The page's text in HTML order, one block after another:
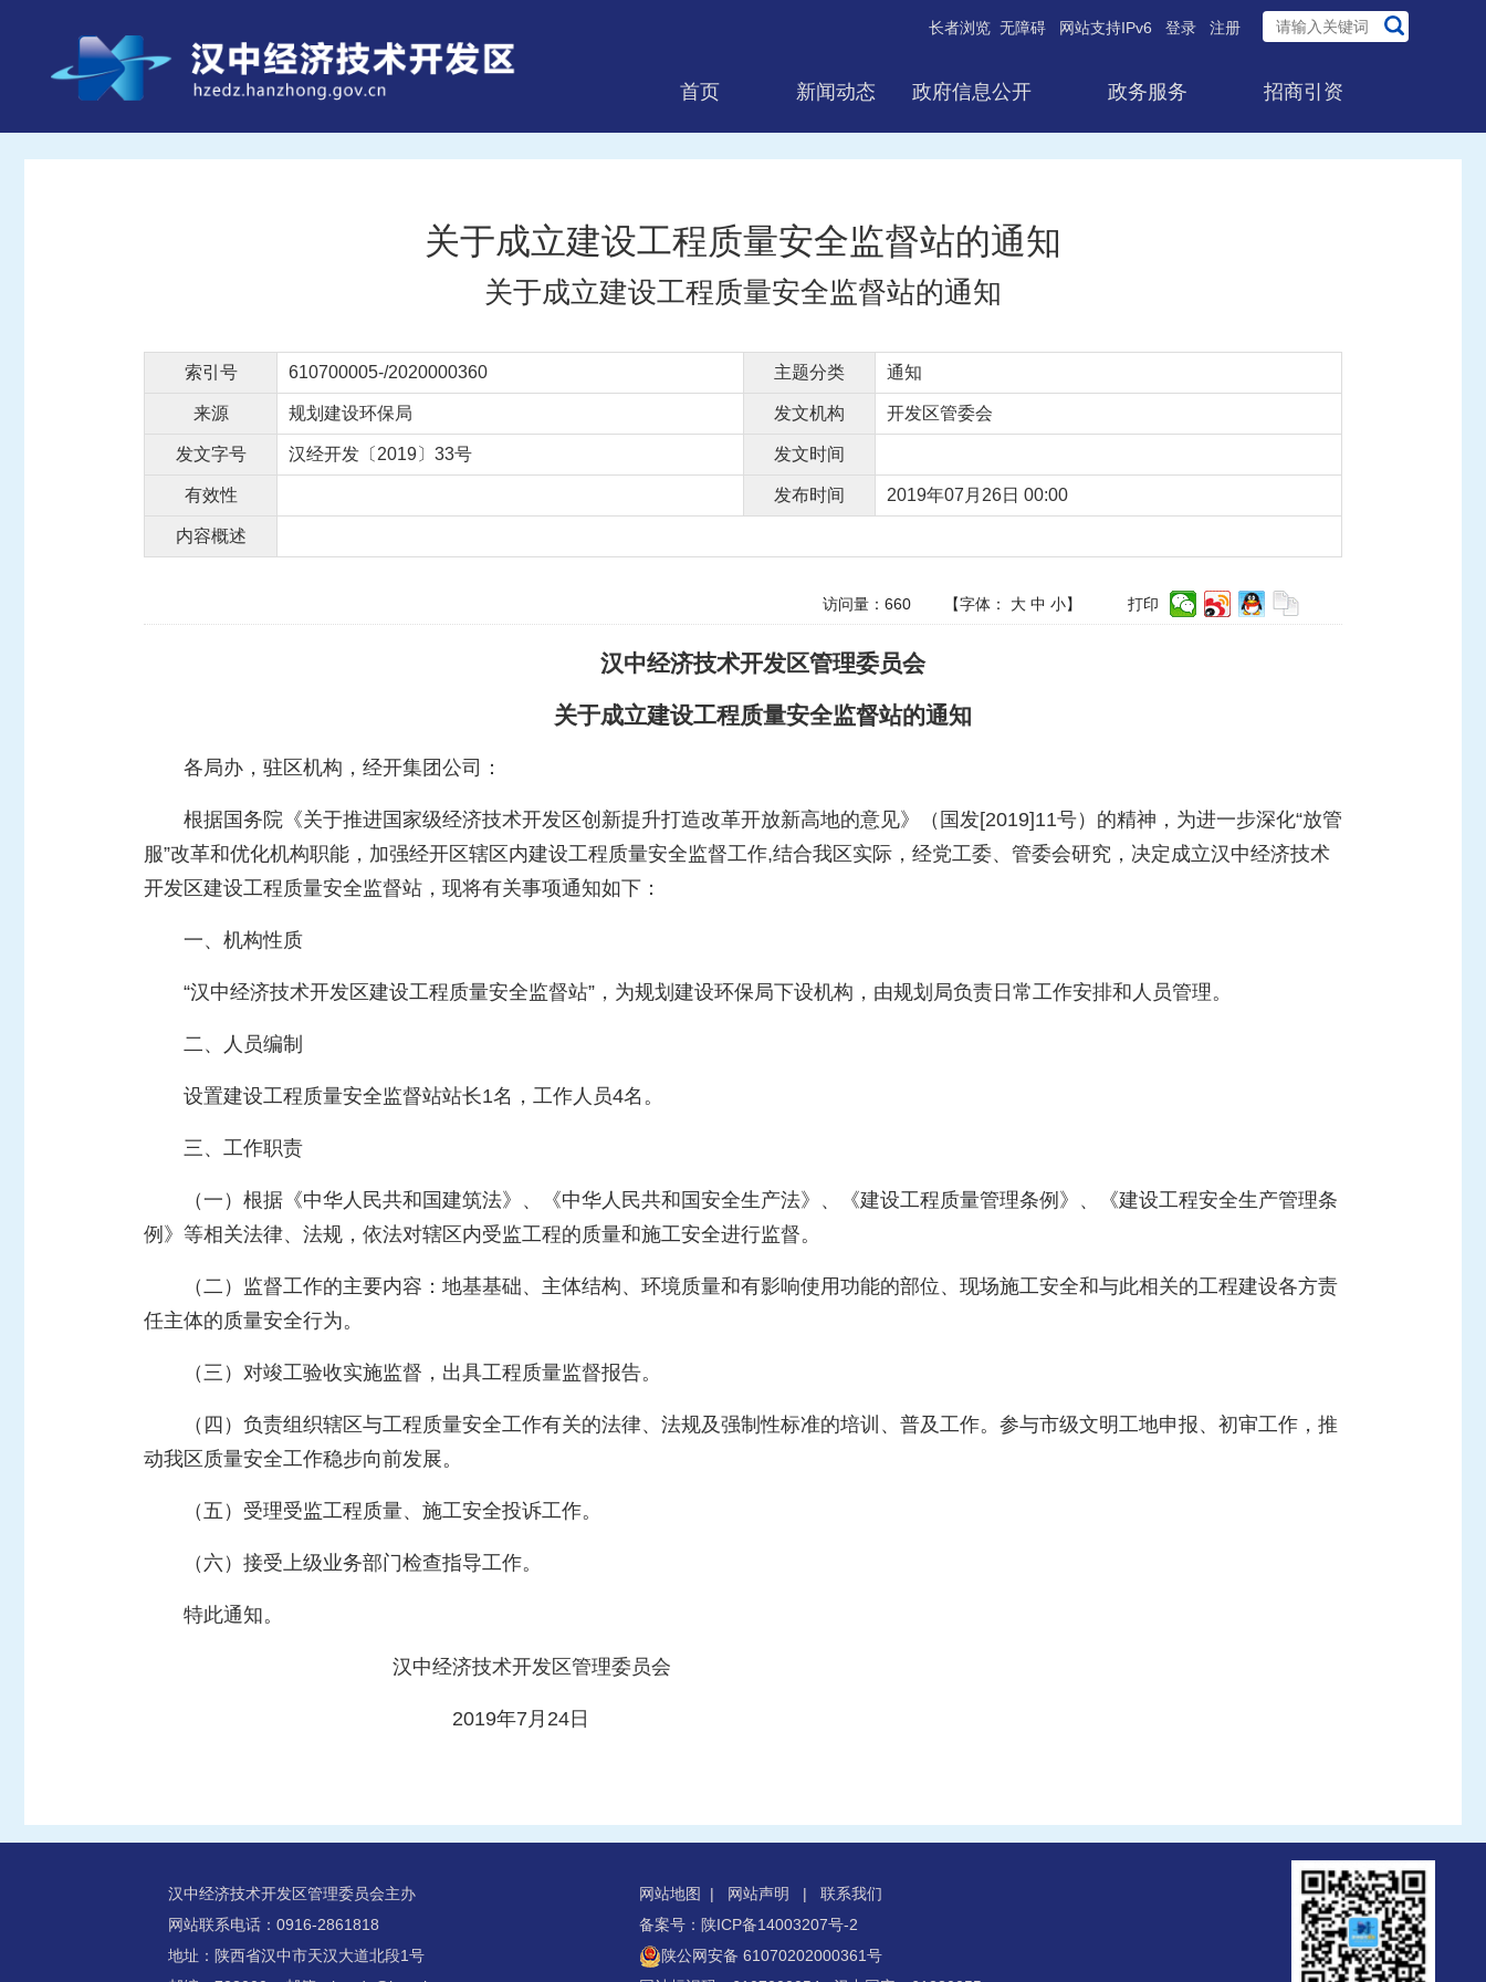
长者浏览 无障碍 网站支持IPv6 登录 注册
首页 新闻动态 政府信息公开 政务服务 招商引资
关于成立建设工程质量安全监督站的通知
关于成立建设工程质量安全监督站的通知
索引号 610700005-/2020000360 主题分类 通知
来源 规划建设环保局 发文机构 开发区管委会
发文字号 汉经开发〔2019〕33号 发文时间
有效性 发布时间 2019年07月26日 00:00
内容概述
访问量： 660 【字体： 大 中 小】 打印
汉中经济技术开发区管理委员会
关于成立建设工程质量安全监督站的通知
各局办，驻区机构，经开集团公司：
根据国务院《关于推进国家级经济技术开发区创新提升打造改革开放新高地的意见》（国发[2019]11号）的精神，为进一步深化“放管
服”改革和优化机构职能，加强经开区辖区内建设工程质量安全监督工作,结合我区实际，经党工委、管委会研究，决定成立汉中经济技术
开发区建设工程质量安全监督站，现将有关事项通知如下：
一、机构性质
“汉中经济技术开发区建设工程质量安全监督站”，为规划建设环保局下设机构，由规划局负责日常工作安排和人员管理。
二、人员编制
设置建设工程质量安全监督站站长1名，工作人员4名。
三、工作职责
（一）根据《中华人民共和国建筑法》、《中华人民共和国安全生产法》、《建设工程质量管理条例》、《建设工程安全生产管理条
例》等相关法律、法规，依法对辖区内受监工程的质量和施工安全进行监督。
（二）监督工作的主要内容：地基基础、主体结构、环境质量和有影响使用功能的部位、现场施工安全和与此相关的工程建设各方责
任主体的质量安全行为。
（三）对竣工验收实施监督，出具工程质量监督报告。
（四）负责组织辖区与工程质量安全工作有关的法律、法规及强制性标准的培训、普及工作。参与市级文明工地申报、初审工作，推
动我区质量安全工作稳步向前发展。
（五）受理受监工程质量、施工安全投诉工作。
（六）接受上级业务部门检查指导工作。
特此通知。
汉中经济技术开发区管理委员会
2019年7月24日
汉中经济技术开发区管理委员会主办
网站联系电话：0916-2861818
地址：陕西省汉中市天汉大道北段1号
网站地图 | 网站声明 | 联系我们
备案号：陕ICP备14003207号-2
陕公网安备 61070202000361号